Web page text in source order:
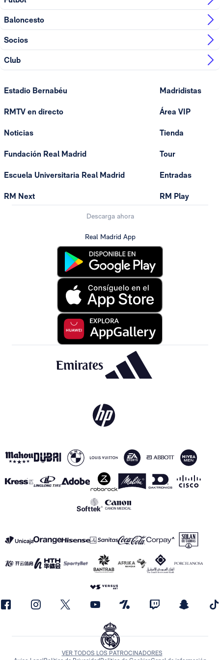
Baloncesto
Socios
Club
Estadio Bernabéu
RMTV en directo
Noticias
Fundación Real Madrid
Escuela Universitaria Real Madrid
RM Next
Madridistas
Área VIP
Tienda
Tour
Entradas
RM Play
Descarga ahora
Real Madrid App
VER TODOS LOS PATROCINADORES